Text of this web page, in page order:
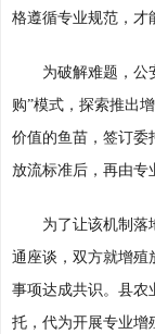
格遵循专业规范，才
为破解难题，公
购”模式，探索推出
价值的鱼苗，签订委
放流标准后，再由专
为了让该机制落
通座谈，双方就增殖
事项达成共识。县农
托，代为开展专业增